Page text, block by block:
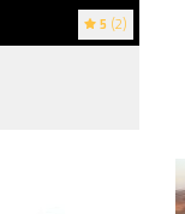
5 (2)